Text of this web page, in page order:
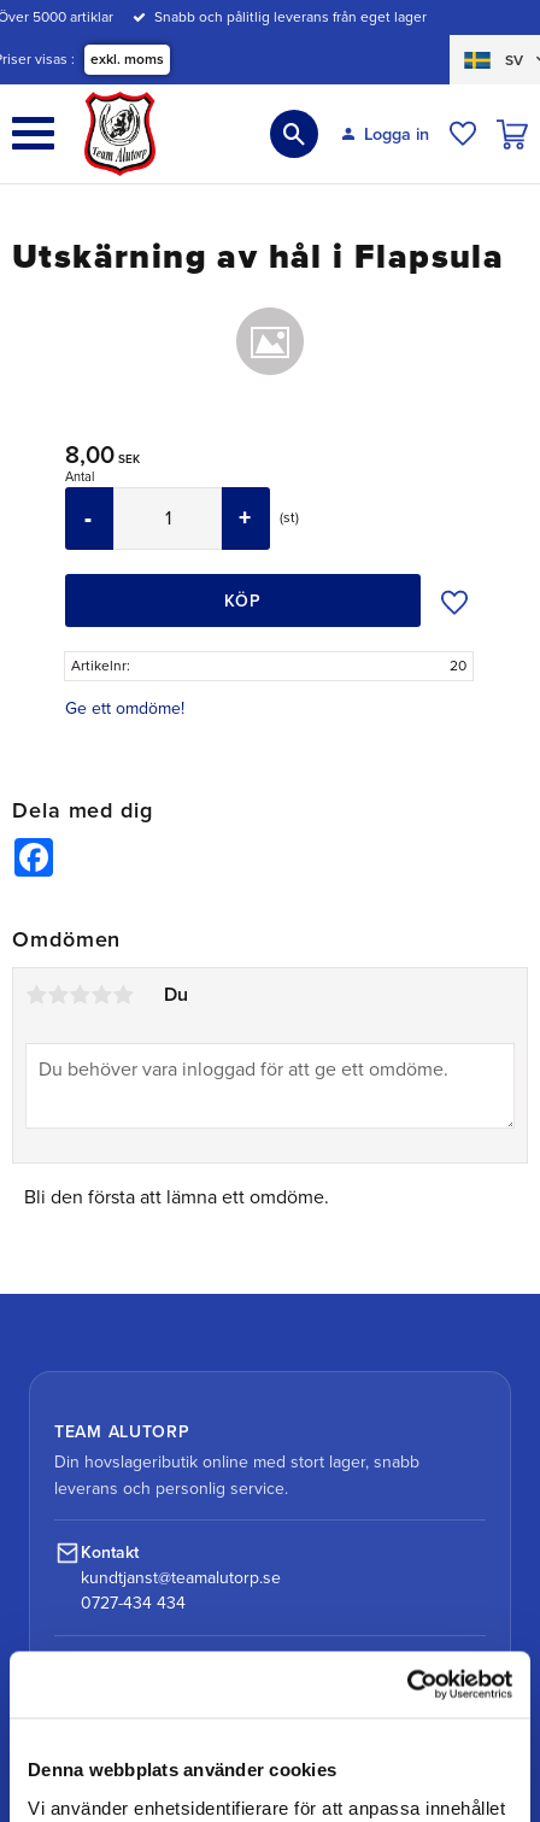
Denna webbplats använder cookies
Vi använder enhetsidentifierare för att anpassa innehållet
Meny
5000 artiklar Snabb och pålitlig leverans från eget lager
visas exkl. moms SV
Logga in
Utskärning av hål i Flapsula
8,00 SEK
Antal
st
+
-
KÖP Lägg till i
Artikelnr 20
Ge ett omdöme!
Dela med dig
Omdömen
Du
Bli den första att lämna ett omdöme.
TEAM ALUTORP
Din hovslageributik online med stort lager, snabb
leverans och personlig service.
Kontakt
kundtjanst@teamalutorp.se
0727-434 434
Öppettider
Måndag–torsdag: 07–16